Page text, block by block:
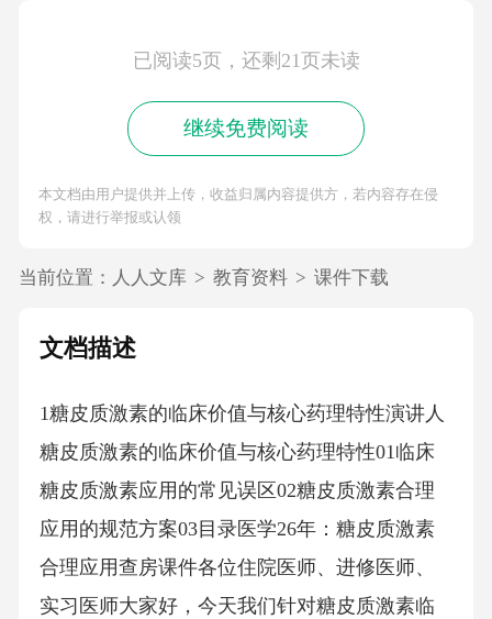
已阅读5页，还剩21页未读
继续免费阅读
本文档由用户提供并上传，收益归属内容提供方，若内容存在侵
权，请进行举报或认领
当前位置： 人人文库 > 教育资料 > 课件下载
文档描述
1糖皮质激素的临床价值与核心药理特性演讲人
糖皮质激素的临床价值与核心药理特性01临床
糖皮质激素应用的常见误区02糖皮质激素合理
应用的规范方案03目录医学26年：糖皮质激素
合理应用查房课件各位住院医师、进修医师、
实习医师大家好，今天我们针对糖皮质激素临